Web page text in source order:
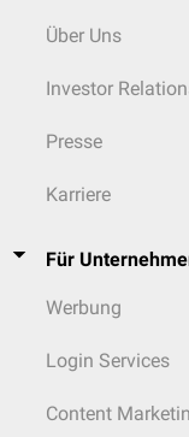
Über Uns
Investor
Presse
Karriere
Für
Werbung
Login Services
Content